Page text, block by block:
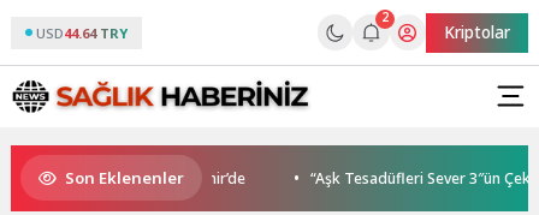
USD44.64 TRY
2
Kriptolar
Son Eklenenler
Buluşmaları gençleri İzmir’de “Aşk Tesadüfleri Sever 3″ün